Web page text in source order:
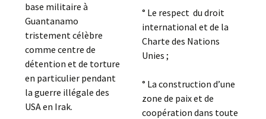
base militaire à
Guantanamo
tristement célèbre
comme centre de
détention et de torture
en particulier pendant
la guerre illégale des
USA en Irak.
° Le respect du droit
international et de la
Charte des Nations
Unies ;
° La construction d’une
zone de paix et de
coopération dans toute